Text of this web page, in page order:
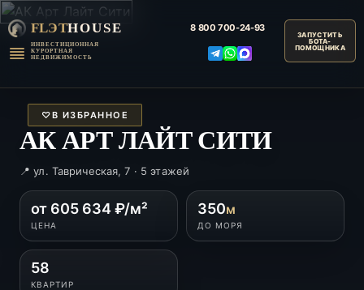
FLЭTHOUSE
ИНВЕСТИЦИОННАЯ
КУРОРТНАЯ
НЕДВИЖИМОСТЬ
8 800 700-24-93
♡В ИЗБРАННОЕ
АК АРТ ЛАЙТ СИТИ
📍 ул. Таврическая, 7 · 5 этажей
от 605 634 ₽/м²
ЦЕНА
350м
ДО МОРЯ
58
КВАРТИР